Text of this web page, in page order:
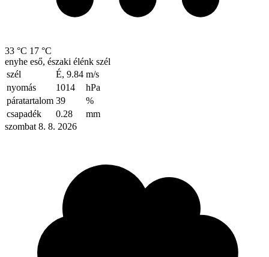
33 °C 17 °C
enyhe eső, északi élénk szél
szél
É, 9.84 m/s
nyomás
1014
hPa
páratartalom 39
%
csapadék
0.28
mm
szombat 8. 8. 2026